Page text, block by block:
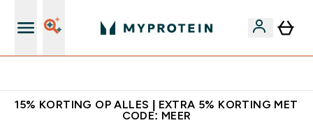
15% KORTING OP ALLES | EXTRA 5% KORTING MET
CODE: MEER